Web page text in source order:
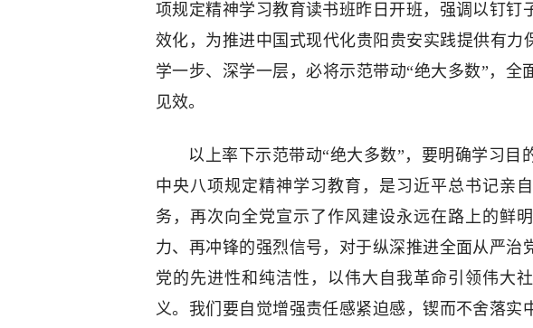
项规定精神学习教育读书班昨日开班，强调以钉钉
效化，为推进中国式现代化贵阳贵安实践提供有力
学一步、深学一层，必将示范带动“绝大多数”，全
见效。
以上率下示范带动“绝大多数”，要明确学习目
中央八项规定精神学习教育，是习近平总书记亲
务，再次向全党宣示了作风建设永远在路上的鲜
力、再冲锋的强烈信号，对于纵深推进全面从严治
党的先进性和纯洁性，以伟大自我革命引领伟大
义。我们要自觉增强责任感紧迫感，锲而不舍落实